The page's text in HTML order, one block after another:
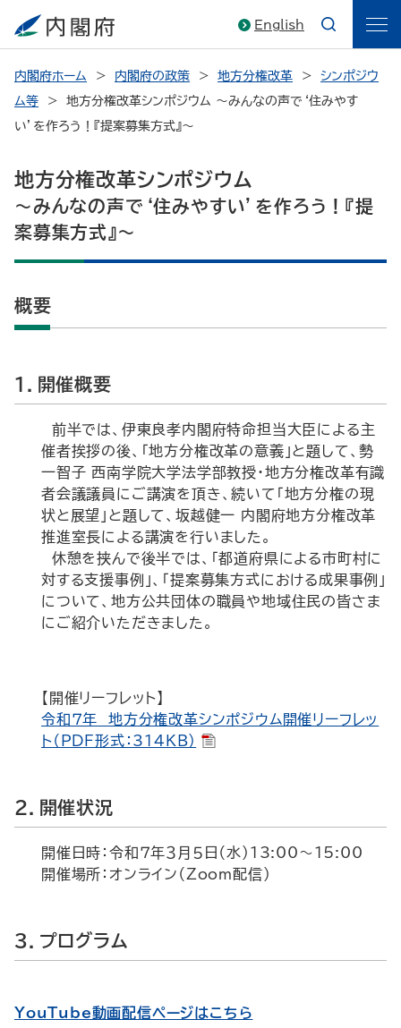
English
内閣府ホーム 内閣府の政策 地方分権改革
シンポジウ
ム等
地方分権改革シンポジウム ～みんなの声で‘住みやす
い’を作ろう！『提案募集方式』～
地方分権改革シンポジウム
～みんなの声で‘住みやすい’を作ろう！『提
案募集方式』～
概要
1．開催概要
前半では、伊東良孝内閣府特命担当大臣による主
催者挨拶の後、「地方分権改革の意義」と題して、勢
一智子 西南学院大学法学部教授・地方分権改革有識
者会議議員にご講演を頂き、続いて「地方分権の現
状と展望」と題して、坂越健一 内閣府地方分権改革
推進室長による講演を行いました。
休憩を挟んで後半では、「都道府県による市町村に
対する支援事例」、「提案募集方式における成果事例」
について、地方公共団体の職員や地域住民の皆さま
にご紹介いただきました。
【開催リーフレット】
令和７年 地方分権改革シンポジウム開催リーフレッ
ト（PDF形式：314KB）
2．開催状況
開催日時：令和７年３月５日（水）13:00～15:00
開催場所：オンライン（Zoom配信）
3．プログラム
YouTube動画配信ページはこちら